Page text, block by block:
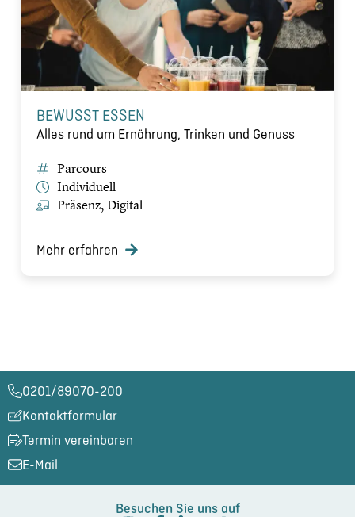
BEWUSST ESSEN
Alles rund um Ernährung, Trinken und Genuss
Parcours
Individuell
Präsenz, Digital
Mehr erfahren
0201/89070-200​
Kontaktformular
Termin vereinbaren
E-Mail
Besuchen Sie uns auf